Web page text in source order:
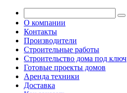
О компании
Контакты
Производители
Строительные работы
Строительство дома под ключ
Готовые проекты домов
Аренда техники
Доставка